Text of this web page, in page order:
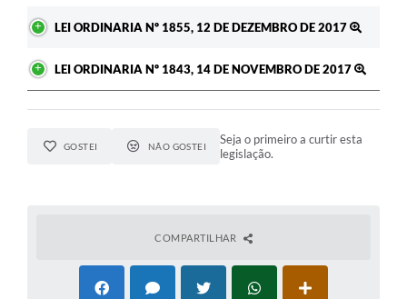
LEI ORDINARIA Nº 1855, 12 DE DEZEMBRO DE 2017
LEI ORDINARIA Nº 1843, 14 DE NOVEMBRO DE 2017
GOSTEI NÃO GOSTEI
Seja o primeiro a curtir esta
legislação.
COMPARTILHAR